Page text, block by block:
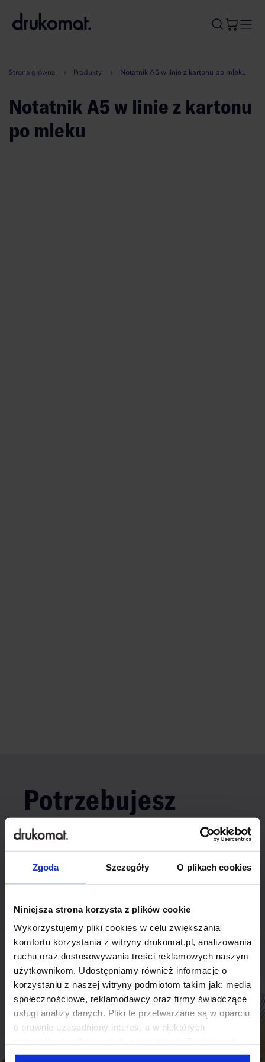
Zgoda Szczegóły O plikach cookies
Niniejsza strona korzysta z plików cookie
Wykorzystujemy pliki cookies w celu zwiększania
komfortu korzystania z witryny drukomat.pl, analizowania
ruchu oraz dostosowywania treści reklamowych naszym
użytkownikom. Udostępniamy również informacje o
korzystaniu z naszej witryny podmiotom takim jak: media
społecznościowe, reklamodawcy oraz firmy świadczące
usługi analizy danych. Pliki te przetwarzane są w oparciu
o prawnie uzasadniony interes, a w niektórych
Niektóre z plików cookies dostarczane i przetwarzane są
A
Strona główna Produkty Notatnik A5 w linie z kartonu po mleku
Notatnik A5 w linie z kartonu
po mleku
Potrzebujesz
indywidualnego
rozwiązania?
Odezwij się do nas, aby omówić
produkt niestandardowy.
Skontaktuj się